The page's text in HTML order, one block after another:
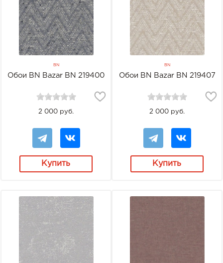
BN
Обои BN Bazar BN 219400
2 000 руб.
Купить
BN
Обои BN Bazar BN 219407
2 000 руб.
Купить